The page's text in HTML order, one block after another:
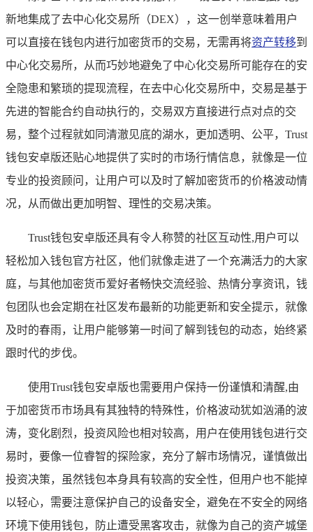
新地集成了去中心化交易所（DEX），这一创举意味着用户
可以直接在钱包内进行加密货币的交易，无需再将资产转移到
中心化交易所，从而巧妙地避免了中心化交易所可能存在的安
全隐患和繁琐的提现流程，在去中心化交易所中，交易是基于
先进的智能合约自动执行的，交易双方直接进行点对点的交
易，整个过程就如同清澈见底的湖水，更加透明、公平，Trust
钱包安卓版还贴心地提供了实时的市场行情信息，就像是一位
专业的投资顾问，让用户可以及时了解加密货币的价格波动情
况，从而做出更加明智、理性的交易决策。
Trust钱包安卓版还具有令人称赞的社区互动性,用户可以
轻松加入钱包官方社区，他们就像走进了一个充满活力的大家
庭，与其他加密货币爱好者畅快交流经验、热情分享资讯，钱
包团队也会定期在社区发布最新的功能更新和安全提示，就像
及时的春雨，让用户能够第一时间了解到钱包的动态，始终紧
跟时代的步伐。
使用Trust钱包安卓版也需要用户保持一份谨慎和清醒,由
于加密货币市场具有其独特的特殊性，价格波动犹如汹涌的波
涛，变化剧烈，投资风险也相对较高，用户在使用钱包进行交
易时，要像一位睿智的探险家，充分了解市场情况，谨慎做出
投资决策，虽然钱包本身具有较高的安全性，但用户也不能掉
以轻心，需要注意保护自己的设备安全，避免在不安全的网络
环境下使用钱包，防止遭受黑客攻击，就像为自己的资产城堡